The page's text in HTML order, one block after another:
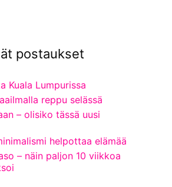
postaukset
Kuala Lumpurissa
reppu selässä
– olisiko tässä uusi
helpottaa elämää
– näin paljon 10 viikkoa